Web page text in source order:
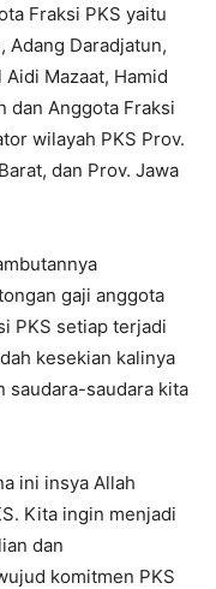
Fraksi PKS yaitu
Adang Daradjatun,
Mazaat, Hamid
dan Anggota Fraksi
wilayah PKS Prov.
dan Prov. Jawa
gaji anggota
PKS setiap terjadi
kesekian kalinya
saudara-saudara kita
ini insya Allah
Kita ingin menjadi
dan
komitmen PKS